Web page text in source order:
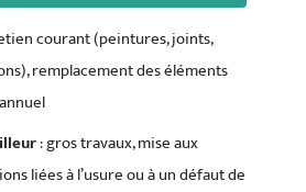
courant (peintures, joints,
remplacement des éléments
: gros travaux, mise aux
liées à l’usure ou à un défaut de